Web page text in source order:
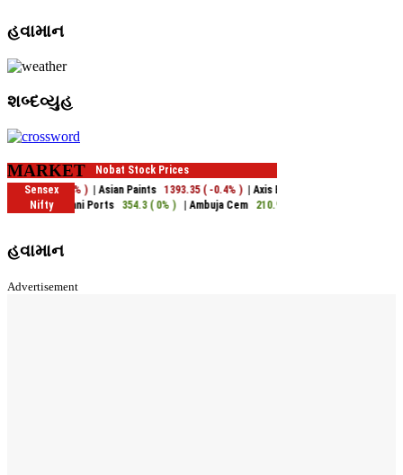
હવામાન
શબ્દવ્યુહ
MARKET
હવામાન
Advertisement